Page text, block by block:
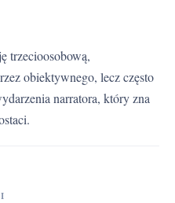
obiektywnego, lecz często
narratora, który zna